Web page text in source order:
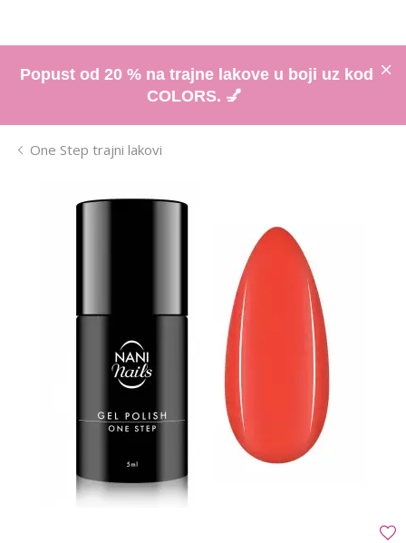
Popust od 20 % na trajne lakove u boji uz kod
COLORS. 💅
One Step trajni lakovi